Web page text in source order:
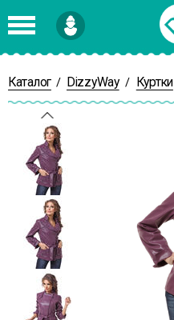
Войти
Каталог / DizzyWay / Куртки